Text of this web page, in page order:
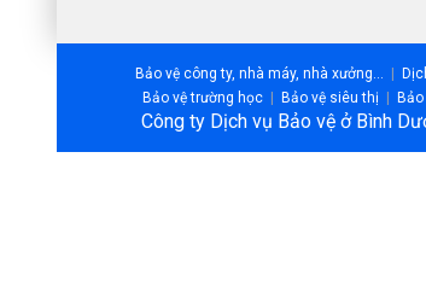
Bảo vệ công ty, nhà máy, nhà xưởng...
Bảo vệ trường học
Bảo vệ siêu thị
Công ty Dịch vụ Bảo vệ ở Bình